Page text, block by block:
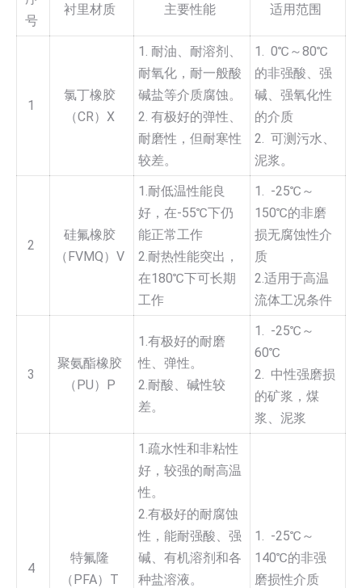
号
衬里材质 主要性能 适用范围
1
氯丁橡胶
（CR）X
1. 耐油、耐溶剂、
耐氧化，耐一般酸
碱盐等介质腐蚀。
2. 有极好的弹性、
耐磨性，但耐寒性
较差。
1. 0℃～80℃
的非强酸、强
碱、强氧化性
的介质
2. 可测污水、
泥浆。
2
硅氟橡胶
（FVMQ）V
1.耐低温性能良
好，在-55℃下仍
能正常工作
2.耐热性能突出，
在180℃下可长期
工作
1. -25℃～
150℃的非磨
损无腐蚀性介
质
2.适用于高温
流体工况条件
3
聚氨酯橡胶
（PU）P
1.有极好的耐磨
性、弹性。
2.耐酸、碱性较
差。
1. -25℃～
60℃
2. 中性强磨损
的矿浆，煤
浆、泥浆
4
特氟隆
（PFA）T
1.疏水性和非粘性
好，较强的耐高温
性。
2.有极好的耐腐蚀
性，能耐强酸、强
碱、有机溶剂和各
种盐溶液。
1. -25℃～
140℃的非强
磨损性介质